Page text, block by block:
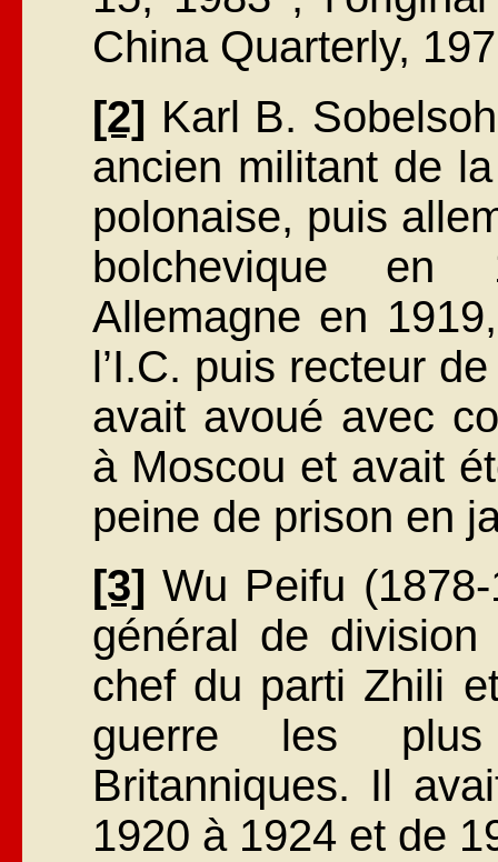
China Quarterly,
[2] Karl B.
ancien militant de
polonaise, puis
bolchevique en
Allemagne en
l’I.C. puis recteur
avait avoué avec
à Moscou et avait
peine de prison en
[3] Wu Peifu
général de
chef du parti Zhili
guerre les
Britanniques. Il
1920 à 1924 et de